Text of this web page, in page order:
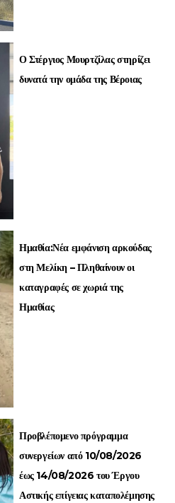
Ο Στέργιος Μουρτζίλας στηρίζει
δυνατά την ομάδα της Βέροιας
Ημαθία:Νέα εμφάνιση αρκούδας
στη Μελίκη – Πληθαίνουν οι
καταγραφές σε χωριά της
Ημαθίας
Προβλέπομενο πρόγραμμα
συνεργείων από 10/08/2026
έως 14/08/2026 του Έργου
Αστικής επίγειας καταπολέμησης